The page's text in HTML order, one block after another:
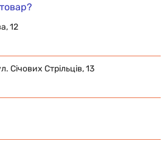
12
Січових Стрільців, 13